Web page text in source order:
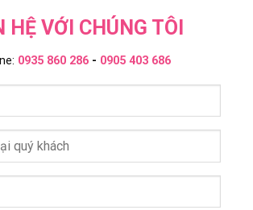
HỆ VỚI CHÚNG TÔI
0935 860 286 - 0905 403 686